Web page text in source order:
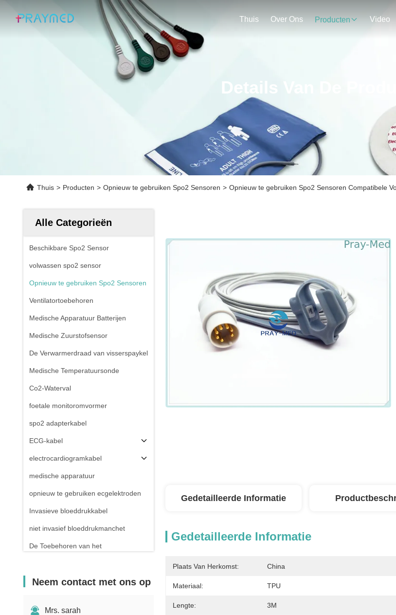
Thuis Over Ons Producten Video
Details Van De
Thuis > Producten > Opnieuw te gebruiken Spo2 Sensoren > Opnieuw te gebruiken Spo2 Sensoren Compatibele
Alle Categorieën
Beschikbare Spo2 Sensor
volwassen spo2 sensor
Opnieuw te gebruiken Spo2 Sensoren
Ventilatortoebehoren
Medische Apparatuur Batterijen
Medische Zuurstofsensor
De Verwarmerdraad van visserspaykel
Medische Temperatuursonde
Co2-Waterval
foetale monitoromvormer
spo2 adapterkabel
ECG-kabel
electrocardiogramkabel
medische apparatuur
opnieuw te gebruiken ecgelektroden
Invasieve bloeddrukkabel
niet invasief bloeddrukmanchet
De Toebehoren van het
Neem contact met ons op
Mrs. sarah
Gedetailleerde Informatie
Gedetailleerde Informatie
Plaats Van Herkomst: China
Materiaal: TPU
Lengte: 3M